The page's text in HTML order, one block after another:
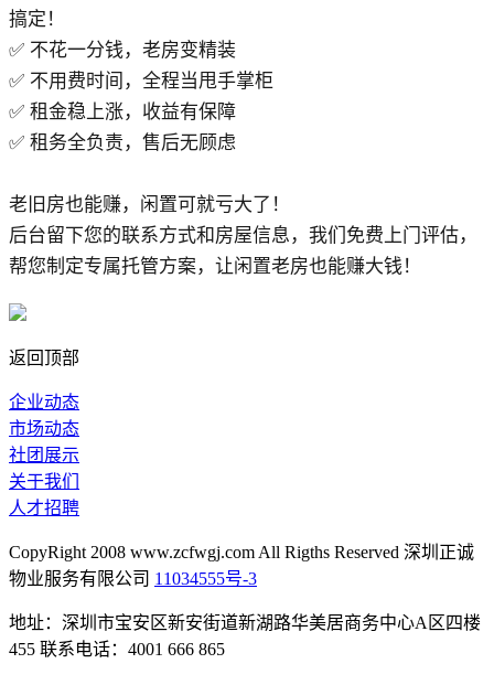
搞定！
✅ 不花一分钱，老房变精装
✅ 不用费时间，全程当甩手掌柜
✅ 租金稳上涨，收益有保障
✅ 租务全负责，售后无顾虑
老旧房也能赚，闲置可就亏大了！
后台留下您的联系方式和房屋信息，我们免费上门评估，
帮您制定专属托管方案，让闲置老房也能赚大钱！
返回顶部
企业动态
市场动态
社团展示
关于我们
人才招聘
CopyRight 2008 www.zcfwgj.com All Rigths Reserved 深圳正诚
物业服务有限公司 11034555号-3
地址：深圳市宝安区新安街道新湖路华美居商务中心A区四楼
455 联系电话：4001 666 865